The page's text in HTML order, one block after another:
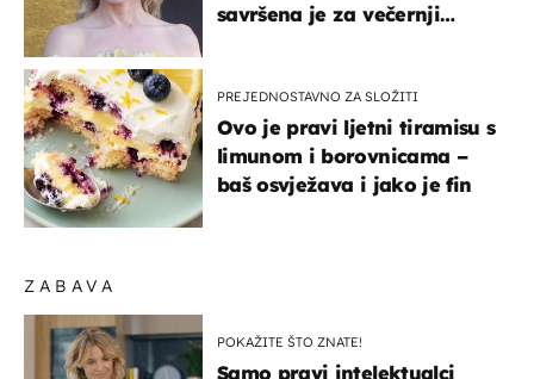
ZABAVA
POKAŽITE ŠTO ZNATE!
Samo pravi intelektualci
savršena je za večernji
PREJEDNOSTAVNO ZA SLOŽITI
Ovo je pravi ljetni tiramisu s
limunom i borovnicama –
baš osvježava i jako je fin